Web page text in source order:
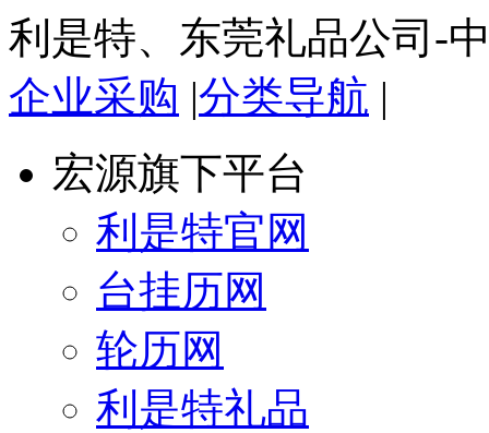
利是特、东莞礼品公司-
企业采购 |分类导航 |
宏源旗下平台
利是特官网
台挂历网
轮历网
利是特礼品